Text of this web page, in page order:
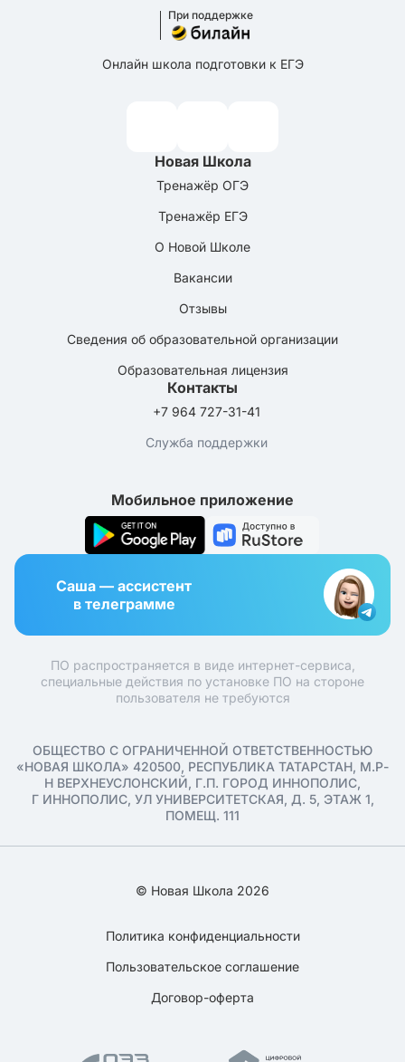
При поддержке
Онлайн школа подготовки к ЕГЭ
Новая Школа
Тренажёр ОГЭ
Тренажёр ЕГЭ
О Новой Школе
Вакансии
Отзывы
Сведения об образовательной организации
Образовательная лицензия
Контакты
+7 964 727-31-41
Служба поддержки
Мобильное приложение
Саша — ассистент
в телеграмме
ПО распространяется в виде интернет-сервиса,
специальные действия по установке ПО на стороне
пользователя не требуются
ОБЩЕСТВО С ОГРАНИЧЕННОЙ ОТВЕТСТВЕННОСТЬЮ
«НОВАЯ ШКОЛА» 420500, РЕСПУБЛИКА ТАТАРСТАН, М.Р-
Н ВЕРХНЕУСЛОНСКИЙ, Г.П. ГОРОД ИННОПОЛИС,
Г ИННОПОЛИС, УЛ УНИВЕРСИТЕТСКАЯ, Д. 5, ЭТАЖ 1,
ПОМЕЩ. 111
© Новая Школа 2026
Политика конфиденциальности
Пользовательское соглашение
Договор-оферта